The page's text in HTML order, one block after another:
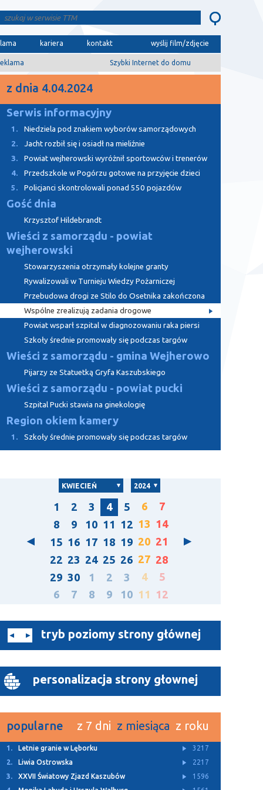
kariera kontakt wyślij film/zdjęcie
Szybki Internet do domu
z dnia 4.04.2024
Serwis informacyjny
1.
Niedziela pod znakiem wyborów samorządowych
2.
Jacht rozbił się i osiadł na mieliźnie
3.
Powiat wejherowski wyróżnił sportowców i trenerów
4.
Przedszkole w Pogórzu gotowe na przyjęcie dzieci
5.
Policjanci skontrolowali ponad 550 pojazdów
Gość dnia
Krzysztof Hildebrandt
Wieści z samorządu - powiat
wejherowski
Stowarzyszenia otrzymały kolejne granty
Rywalizowali w Turnieju Wiedzy Pożarniczej
Przebudowa drogi ze Stilo do Osetnika zakończona
Wspólne zrealizują zadania drogowe
Powiat wsparł szpital w diagnozowaniu raka piersi
Szkoły średnie promowały się podczas targów
Wieści z samorządu - gmina Wejherowo
Pijarzy ze Statuetką Gryfa Kaszubskiego
Wieści z samorządu - powiat pucki
Szpital Pucki stawia na ginekologię
Region okiem kamery
1. Szkoły średnie promowały się podczas targów
KWIECIEŃ 2024
1 2 3 4 5 6
7
8
9 10 11 12 13 14
15 16 17 18 19 20 21
22 23 24 25 26 27 28
29 30 1 2 3 4
5
6
7 8 9 10 11 12
tryb poziomy strony głównej
personalizacja strony głownej
popularne z 7 dni z miesiąca z roku
1. Letnie granie w Lęborku
3217
2.
Liwia Ostrowska
2217
3.
XXVII Światowy Zjazd Kaszubów
1596